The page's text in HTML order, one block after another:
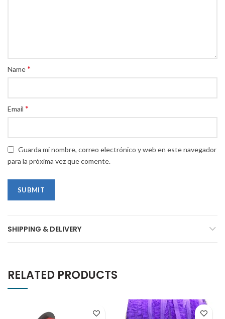
Name*
Email *
Guarda mi nombre, correo electrónico y web en este navegador
para la próxima vez que comente.
SHIPPING & DELIVERY
RELATED PRODUCTS